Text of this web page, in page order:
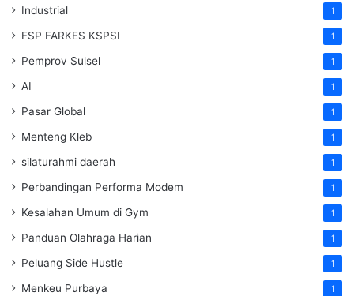
Industrial 1
FSP FARKES KSPSI 1
Pemprov Sulsel 1
AI 1
Pasar Global 1
Menteng Kleb 1
silaturahmi daerah 1
Perbandingan Performa Modem 1
Kesalahan Umum di Gym 1
Panduan Olahraga Harian 1
Peluang Side Hustle 1
Menkeu Purbaya 1